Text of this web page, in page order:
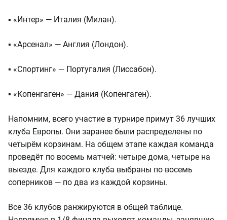
▪️ «Интер» — Италия (Милан).
▪️ «Арсенал» — Англия (Лондон).
▪️ «Спортинг» — Португалия (Лиссабон).
▪️ «Копенгаген» — Дания (Копенгаген).
Напомним, всего участие в турнире примут 36 лучших
клуба Европы. Они заранее были распределены по
четырём корзинам. На общем этапе каждая команда
проведёт по восемь матчей: четыре дома, четыре на
выезде. Для каждого клуба выбраны по восемь
соперников — по два из каждой корзины.
Все 36 клубов ранжируются в общей таблице.